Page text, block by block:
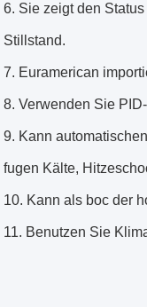
6. Sie zeigt den
Stillstand.
7. Euramerican
8. Verwenden Sie
9. Kann
fugen Kälte,
10. Kann als boc der
11. Benutzen Sie